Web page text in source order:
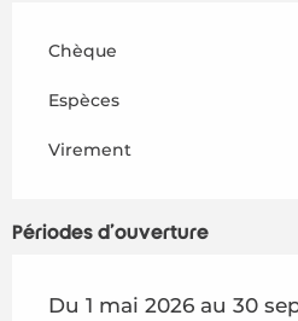
Chèque
Espèces
Virement
Périodes d'ouverture
Du 1 mai 2026 au 30